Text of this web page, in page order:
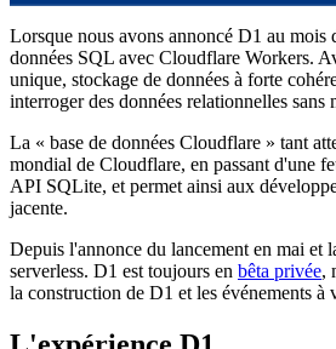
Lorsque nous avons annoncé D1 au mois
données SQL avec Cloudflare Workers.
unique, stockage de données à forte
interroger des données relationnelles
La « base de données Cloudflare » tant
mondial de Cloudflare, en passant d'une
API SQLite, et permet ainsi aux
jacente.
Depuis l'annonce du lancement en mai et
serverless. D1 est toujours en bêta privée,
la construction de D1 et les événements à